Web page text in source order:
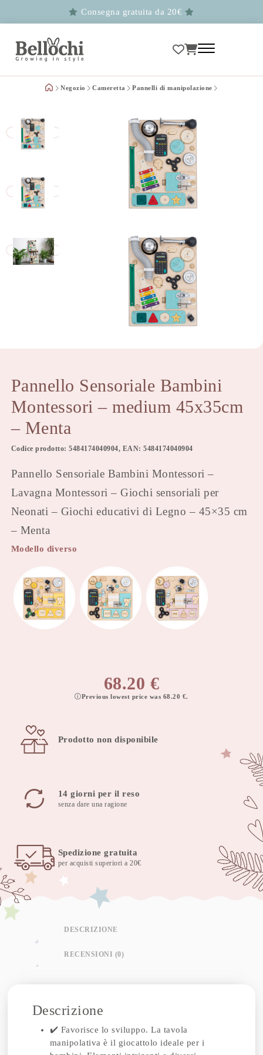
Consegna gratuita da 20€
Negozio Cameretta Pannelli di manipolazione
Pannello Sensoriale Bambini
Montessori – medium 45x35cm
– Menta
Codice prodotto: 5484174040904, EAN: 5484174040904
Pannello Sensoriale Bambini Montessori –
Lavagna Montessori – Giochi sensoriali per
Neonati – Giochi educativi di Legno – 45×35 cm
– Menta
Modello diverso
68.20 €
Previous lowest price was 68.20 €.
Prodotto non disponibile
14 giorni per il reso
senza dare una ragione
Spedizione gratuita
per acquisti superiori a 20€
DESCRIZIONE
RECENSIONI (0)
Descrizione
✔️ Favorisce lo sviluppo. La tavola
manipolativa è il giocattolo ideale per i